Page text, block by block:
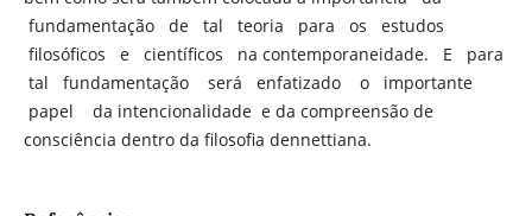
fundamentação de tal teoria para os estudos
filosóficos e científicos na contemporaneidade. E para
tal fundamentação será enfatizado o importante
papel da intencionalidade e da compreensão de
consciência dentro da filosofia dennettiana.